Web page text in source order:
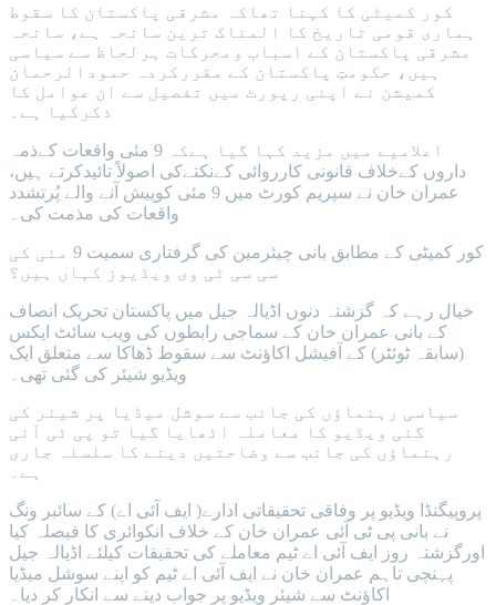
کور کمیٹی کا کہنا تھاکہ مشرقی پاکستان کا سقوط
ہماری قومی تاریخ کا المناک ترین سانحہ ہے، سانحہ
مشرقی پاکستان کے اسباب ومحرکات ہرلحاظ سے سیاسی
ہیں، حکومتِ پاکستان کے مقررکردہ حمودالرحمان
کمیشن نے اپنی رپورٹ میں تفصیل سے ان عوامل کا
ذکرکیا ہے۔
اعلامیے میں مزید کہا گیا ہےکہ 9 مئی واقعات کےذمہ
داروں کےخلاف قانونی کارروائی کےنکتےکی اصولاً تائیدکرتے ہیں،
عمران خان نے سپریم کورٹ میں 9 مئی کوپیش آنے والے پُرتشدد
واقعات کی مذمت کی۔
کور کمیٹی کے مطابق بانی چیئرمین کی گرفتاری سمیت 9 مئی کی
سی سی ٹی وی ویڈیوز کہاں ہیں؟
خیال رہے کہ گزشتہ دنوں اڈیالہ جیل میں پاکستان تحریک انصاف
کے بانی عمران خان کے سماجی رابطوں کی ویب سائٹ ایکس
(سابقہ ٹوئٹر) کے آفیشل اکاؤنٹ سے سقوط ڈھاکا سے متعلق ایک
ویڈیو شیئر کی گئی تھی۔
سیاسی رہنماؤں کی جانب سے سوشل میڈیا پر شیئر کی
گئی ویڈیو کا معاملہ اٹھایا گیا تو پی ٹی آئی
رہنماؤں کی جانب سے وضاحتیں دینے کا سلسلہ جاری
ہے۔
پروپیگنڈا ویڈیو پر وفاقی تحقیقاتی ادارے( ایف آئی اے) کے سائبر ونگ
نے بانی پی ٹی آئی عمران خان کے خلاف انکوائری کا فیصلہ کیا
اورگزشتہ روز ایف آئی اے ٹیم معاملے کی تحقیقات کیلئے اڈیالہ جیل
پہنچی تاہم عمران خان نے ایف آئی اے ٹیم کو اپنے سوشل میڈیا
اکاؤنٹ سے شیئر ویڈیو پر جواب دینے سے انکار کر دیا۔